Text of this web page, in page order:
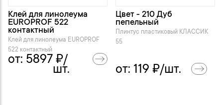
Клей для линолеума
EUROPROF 522
контактный
Клей для линолеума EUROPROF
522 контактный
от: 5897 ₽/
шт.
Цвет - 210 Дуб
пепельный
Плинтус пластиковый KЛАССИК
55
от: 119 ₽/шт.